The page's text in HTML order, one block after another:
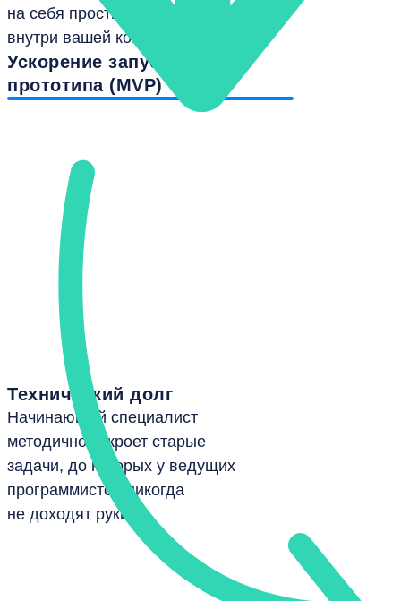
на себя простые модули
внутри вашей команды
Ускорение запуска
прототипа (MVP)
Технический долг
Начинающий специалист
методично закроет старые
задачи, до которых у ведущих
программистов никогда
не доходят руки